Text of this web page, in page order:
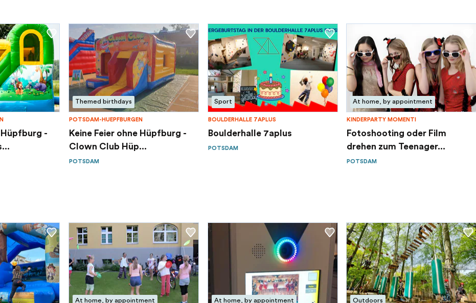
Hüpfburg -
Themed birthdays
POTSDAM-HUEPFBURGEN
Keine Feier ohne Hüpfburg -
Clown Club Hüp...
POTSDAM
Sport
BOULDERHALLE 7APLUS
Boulderhalle 7aplus
POTSDAM
At home, by appointment
KINDERPARTY MOMENTI
Fotoshooting oder Film
drehen zum Teenager...
POTSDAM
At home, by appointment At home, by appointment Outdoors